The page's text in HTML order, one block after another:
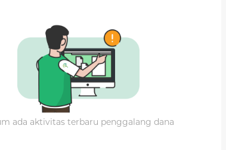
ada aktivitas terbaru penggalang dana